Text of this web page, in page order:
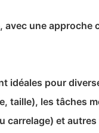
avec une approche
idéales pour
taille), les tâches
carrelage) et